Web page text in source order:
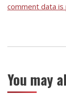
comment data
You may